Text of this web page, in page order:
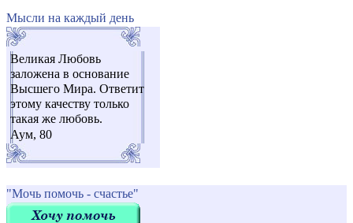
Мысли на каждый день
Великая Любовь
заложена в основание
Высшего Мира. Ответит
этому качеству только
такая же любовь.
Аум, 80
"Мочь помочь - счастье"